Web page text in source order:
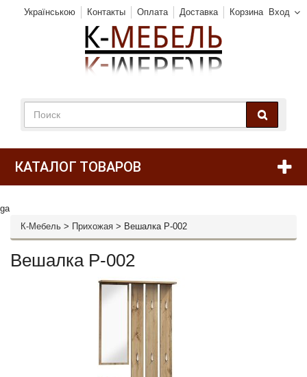
Вход
Українською Контакты Оплата Доставка Корзина
КАТАЛОГ ТОВАРОВ
ga
К-Мебель > Прихожая > Вешалка P-002
Вешалка P-002